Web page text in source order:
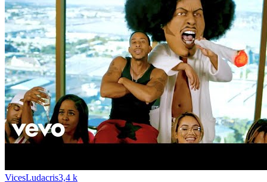
VicesLudacris3,4 k